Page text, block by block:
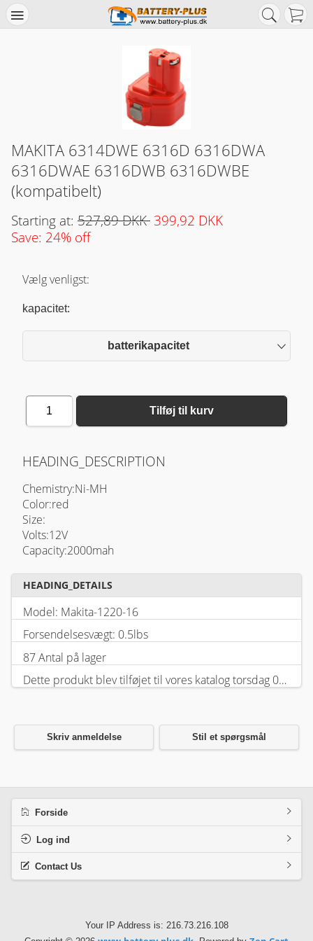
MAKITA 6314DWE 6316D 6316DWA
6316DWAE 6316DWB 6316DWBE
(kompatibelt)
Starting at: 527,89 DKK 399,92 DKK
Save: 24% off
Vælg venligst:
kapacitet:
batterikapacitet
1 Tilføj til kurv
HEADING_DESCRIPTION
Chemistry:Ni-MH
Color:red
Size:
Volts:12V
Capacity:2000mah
HEADING_DETAILS
Model: Makita-1220-16
Forsendelsesvægt: 0.5lbs
87 Antal på lager
Dette produkt blev tilføjet til vores katalog torsdag 05 februar, 2026.
Skriv anmeldelse Stil et spørgsmål
Forside
Log ind
Contact Us
Your IP Address is: 216.73.216.108